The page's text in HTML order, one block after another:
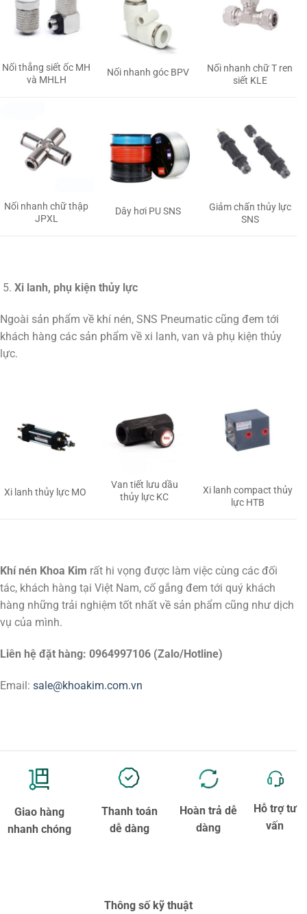
Nối thẳng siết ốc MH
và MHLH
Nối nhanh góc BPV
Nối nhanh chữ T ren
siết KLE
Nối nhanh chữ thập
JPXL
Dây hơi PU SNS
Giảm chấn thủy lực
SNS
Xi lanh, phụ kiện thủy lực
Ngoài sản phẩm về khí nén, SNS Pneumatic cũng đem tới
khách hàng các sản phẩm về xi lanh, van và phụ kiện thủy
lực.
Xi lanh thủy lực MO
Van tiết lưu dầu
thủy lực KC
Xi lanh compact thủy
lực HTB
Khí nén Khoa Kim rất hi vọng được làm việc cùng các đối
tác, khách hàng tại Việt Nam, cố gắng đem tới quý khách
hàng những trải nghiệm tốt nhất về sản phẩm cũng như dịch
vụ của mình.
Liên hệ đặt hàng: 0964997106 (Zalo/Hotline)
Email: sale@khoakim.com.vn
Giao hàng
nhanh chóng
Thanh toán
dễ dàng
Hoàn trả dễ
dàng
Hỗ trợ tư
vấn
Thông số kỹ thuật